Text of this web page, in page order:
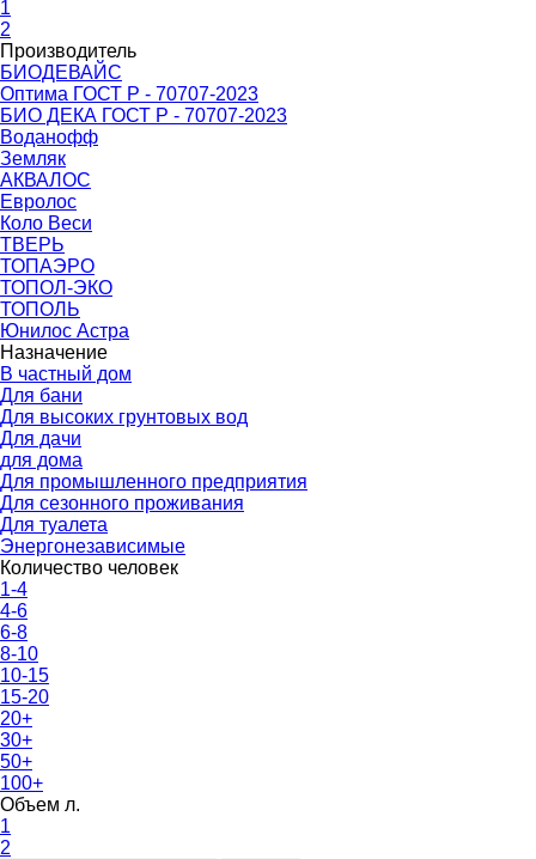
1
2
Производитель
БИОДЕВАЙС
Оптима ГОСТ Р - 70707-2023
БИО ДЕКА ГОСТ Р - 70707-2023
Воданофф
Земляк
АКВАЛОС
Евролос
Коло Веси
ТВЕРЬ
ТОПАЭРО
ТОПОЛ-ЭКО
ТОПОЛЬ
Юнилос Астра
Назначение
В частный дом
Для бани
Для высоких грунтовых вод
Для дачи
для дома
Для промышленного предприятия
Для сезонного проживания
Для туалета
Энергонезависимые
Количество человек
1-4
4-6
6-8
8-10
10-15
15-20
20+
30+
50+
100+
Объем л.
1
2